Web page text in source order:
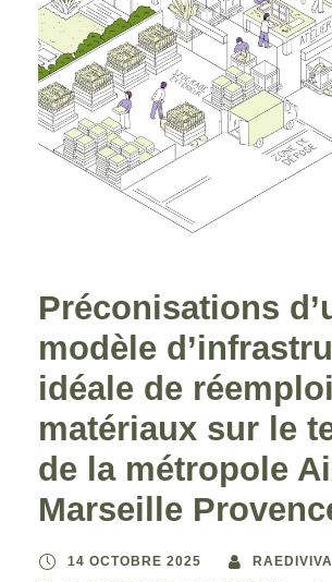
Préconisations
modèle
idéale de
matériaux sur le
de la métropole
Marseille
14 OCTOBRE 2025
RAEDIVIVA